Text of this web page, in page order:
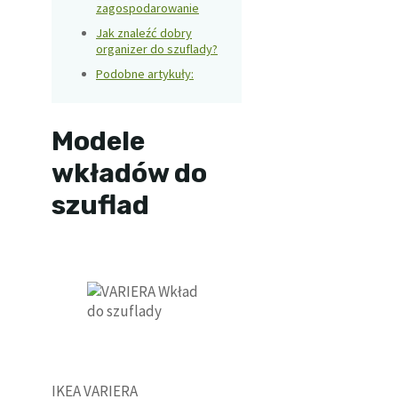
zagospodarowanie
Jak znaleźć dobry
organizer do szuflady?
Podobne artykuły:
Modele
wkładów do
szuflad
IKEA VARIERA